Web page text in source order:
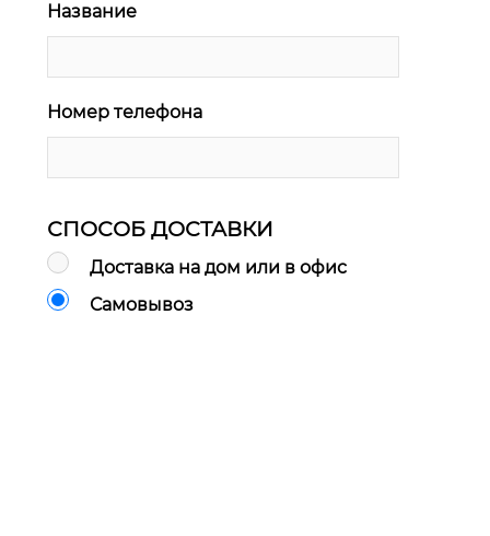
Название
Номер телефона
СПОСОБ ДОСТАВКИ
Доставка на дом или в офис
Самовывоз